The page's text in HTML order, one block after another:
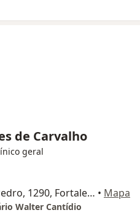
de Carvalho
geral
Rua Capitão Francisco Pedro, 1290, Fortaleza • Mapa
Walter Cantídio